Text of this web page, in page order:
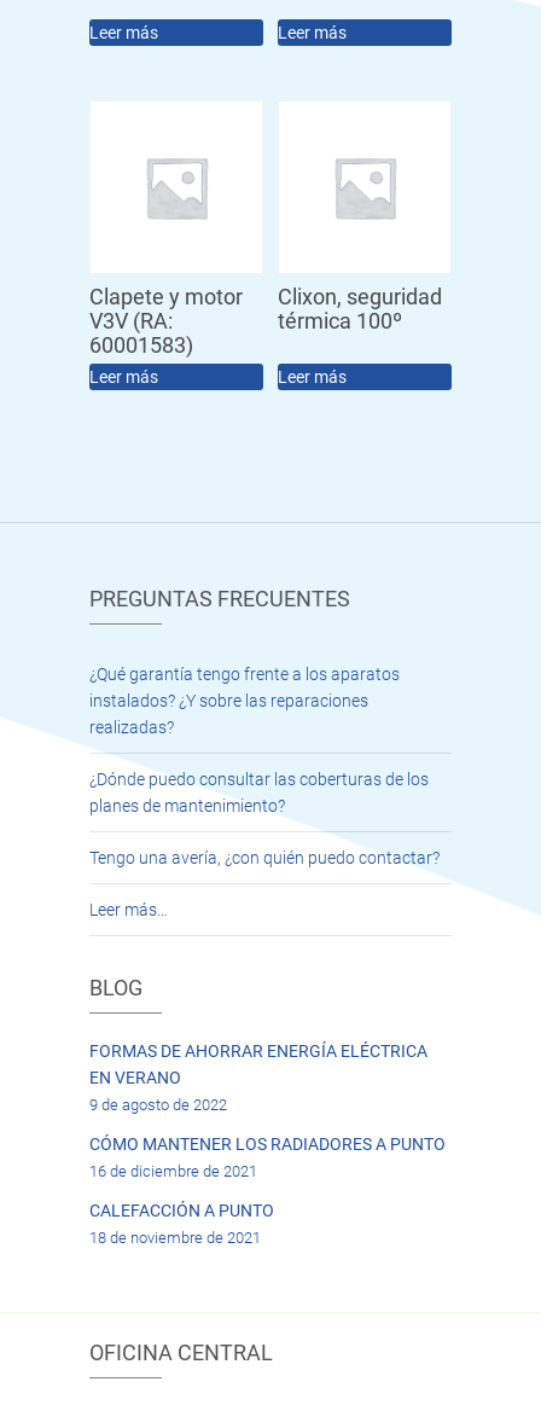
Leer más Leer más
Clapete y motor
V3V (RA:
60001583)
Leer más
Clixon, seguridad
térmica 100º
Leer más
PREGUNTAS FRECUENTES
¿Qué garantía tengo frente a los aparatos
instalados? ¿Y sobre las reparaciones
realizadas?
¿Dónde puedo consultar las coberturas de los
planes de mantenimiento?
Tengo una avería, ¿con quién puedo contactar?
Leer más…
BLOG
FORMAS DE AHORRAR ENERGÍA ELÉCTRICA
EN VERANO
9 de agosto de 2022
CÓMO MANTENER LOS RADIADORES A PUNTO
16 de diciembre de 2021
CALEFACCIÓN A PUNTO
18 de noviembre de 2021
OFICINA CENTRAL